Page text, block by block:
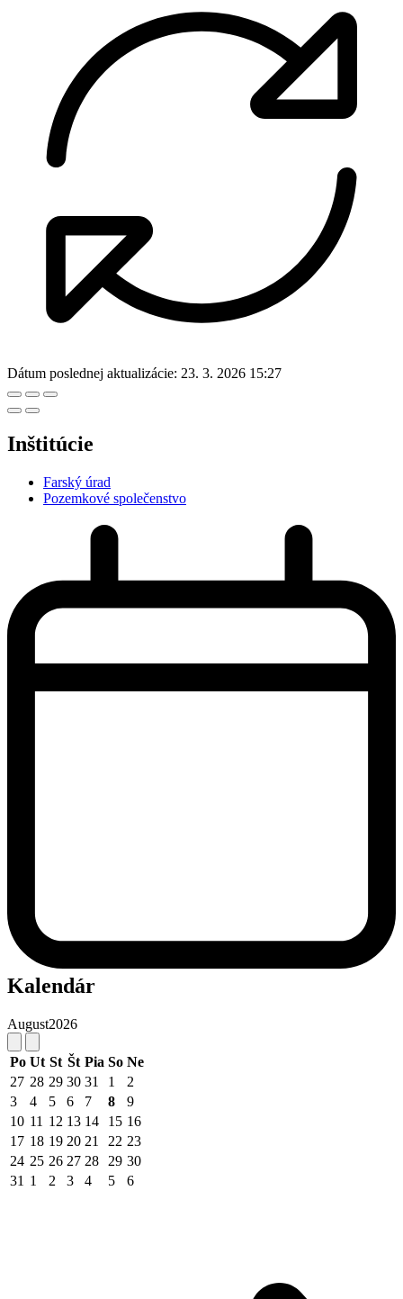
Dátum poslednej aktualizácie: 23. 3. 2026 15:27
Inštitúcie
Farský úrad
Pozemkové společenstvo
Kalendár
August2026
Po Ut St Št Pia So Ne
27 28 29 30 31 1
2
3
4 5 6 7 8
9
10 11 12 13 14 15 16
17 18 19 20 21 22 23
24 25 26 27 28 29 30
31 1 2 3 4 5 6